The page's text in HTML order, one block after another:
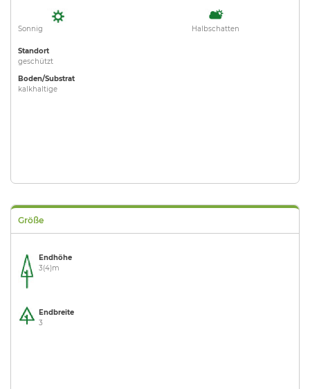
Sonnig Halbschatten
Standort
geschützt
Boden/Substrat
kalkhaltige
Größe
Endhöhe
3(4)m
Endbreite
3